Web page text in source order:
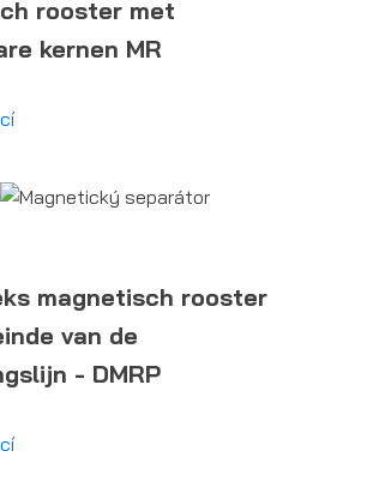
rooster met
kernen MR
magnetisch rooster
van de
- DMRP